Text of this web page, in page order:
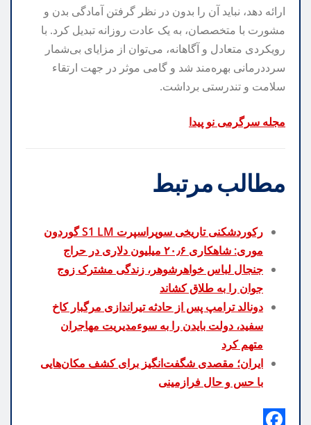
ارائه دهد، نباید آن را بدون در نظر گرفتن آمادگی بدن و
مشورت با متخصصان، به یک عادت روزانه تبدیل کرد. با
رویکردی متعادل و آگاهانه، می‌توان از مزایای بی‌شمار
سرددرمانی بهره‌مند شد و گامی موثر در جهت ارتقاء
سلامت و تندرستی برداشت.
مجله سرگرمی نو پیدا
مطالب مرتبط
رکوردشکنی تاریخی سوپراسپرت S1 LM گوردون
موری: شاهکاری ۲۰٫۶ میلیون دلاری در حراج
جنجال لباس خواهرشوهر، زندگی مشترک زوج
جوان را به طلاق کشاند
دونالد ترامپ پس از حادثه تیراندازی مرگبار کاخ
سفید، دولت بایدن را به سوءمدیریت مهاجران
متهم کرد
ایران؛ مقصدی شگفت‌انگیز برای کشف مکان‌هایی
با حس و حال فرازمینی